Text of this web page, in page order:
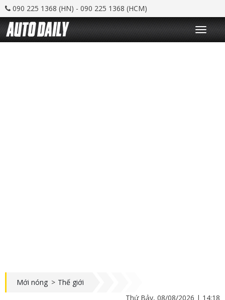
090 225 1368 (HN) - 090 225 1368 (HCM)
T
o
g
Mới nóng > Thế giới
Thứ Bảy, 08/08/2026 | 14:18